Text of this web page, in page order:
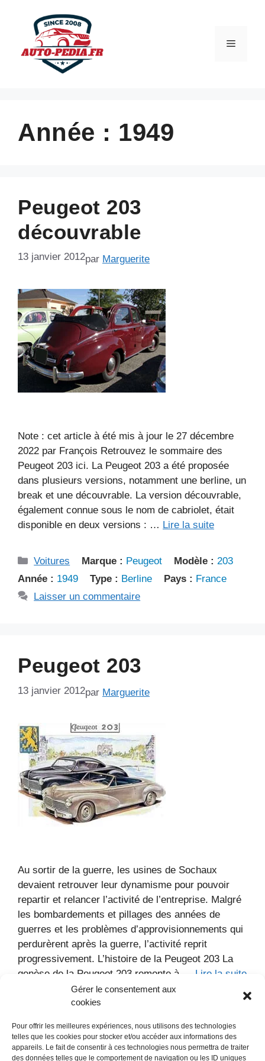
Gérer le consentement aux
cookies
Pour offrir les meilleures expériences, nous utilisons des technologies
telles que les cookies pour stocker et/ou accéder aux informations des
appareils. Le fait de consentir à ces technologies nous permettra de traiter
des données telles que le comportement de navigation ou les ID uniques
Menu
Année : 1949
Peugeot 203
découvrable
13 janvier 2012par Marguerite
Note : cet article à été mis à jour le 27 décembre
2022 par François Retrouvez le sommaire des
Peugeot 203 ici. La Peugeot 203 a été proposée
dans plusieurs versions, notamment une berline, un
break et une découvrable. La version découvrable,
également connue sous le nom de cabriolet, était
disponible en deux versions : … Lire la suite
Catégories
Voitures Marque : Peugeot Modèle : 203
Année : 1949 Type : Berline Pays : France
Laisser un commentaire
Peugeot 203
13 janvier 2012par Marguerite
Au sortir de la guerre, les usines de Sochaux
devaient retrouver leur dynamisme pour pouvoir
repartir et relancer l’activité de l’entreprise. Malgré
les bombardements et pillages des années de
guerres et les problèmes d’approvisionnements qui
perdurèrent après la guerre, l’activité reprit
progressivement. L’histoire de la Peugeot 203 La
genèse de la Peugeot 203 remonte à … Lire la suite
Catégories
Année : 1949 Type : Berline Pays : France
5 commentaires